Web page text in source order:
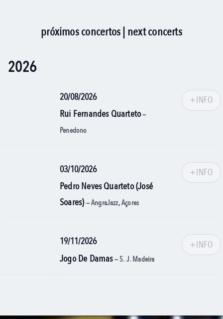
próximos concertos | next concerts
2026
20/08/2026
Rui Fernandes Quarteto—
Penedono
+INFO
03/10/2026
Pedro Neves Quarteto (José
Soares) — AngraJazz, Açores
+INFO
19/11/2026
Jogo De Damas— S. J. Madeira
+INFO